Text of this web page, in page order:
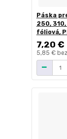
Páska
250, 310,
fóliová,
7,20 €
5,85 €